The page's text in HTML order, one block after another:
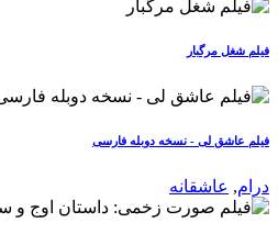
فیلم شغل مرگبار
فیلم عاشق لی - نسخه دوبله فارسی
درام, عاشقانه